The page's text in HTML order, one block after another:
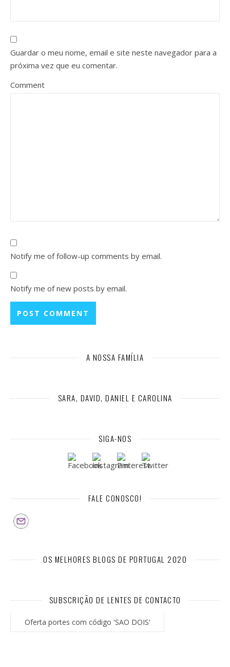
Guardar o meu nome, email e site neste navegador para a
próxima vez que eu comentar.
Comment
Notify me of follow-up comments by email.
Notify me of new posts by email.
A NOSSA FAMÍLIA
SARA, DAVID, DANIEL E CAROLINA
SIGA-NOS
FALE CONOSCO!
OS MELHORES BLOGS DE PORTUGAL 2020
SUBSCRIÇÃO DE LENTES DE CONTACTO
Oferta portes com código 'SAO DOIS'